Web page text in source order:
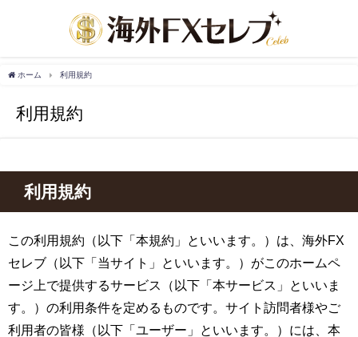
ホーム 利用規約
利用規約
利用規約
この利用規約（以下「本規約」といいます。）は、海外FX
セレブ（以下「当サイト」といいます。）がこのホームペ
ージ上で提供するサービス（以下「本サービス」といいま
す。）の利用条件を定めるものです。サイト訪問者様やご
利用者の皆様（以下「ユーザー」といいます。）には、本